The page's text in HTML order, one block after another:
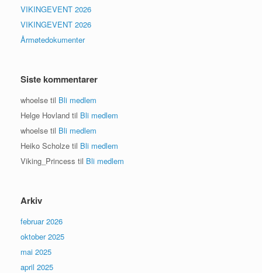
VIKINGEVENT 2026
VIKINGEVENT 2026
Årmøtedokumenter
Siste kommentarer
whoelse til Bli medlem
Helge Hovland til Bli medlem
whoelse til Bli medlem
Heiko Scholze til Bli medlem
Viking_Princess til Bli medlem
Arkiv
februar 2026
oktober 2025
mai 2025
april 2025